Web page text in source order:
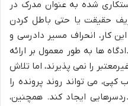
شده به عنوان مدرک در
حقیقت یا حتی باطل کردن
کار، انحراف مسیر دادرسی و
ها به طور معمول بر ارائه
را نمی پذیرند، اما تلاش
کپی، می تواند روند پرونده را
ایجاد کند. همچنین،